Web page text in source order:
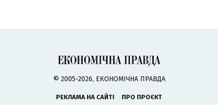
© 2005-2026, ЕКОНОМІЧНА ПРАВДА
РЕКЛАМА НА САЙТІ
ПРО ПРОЄКТ